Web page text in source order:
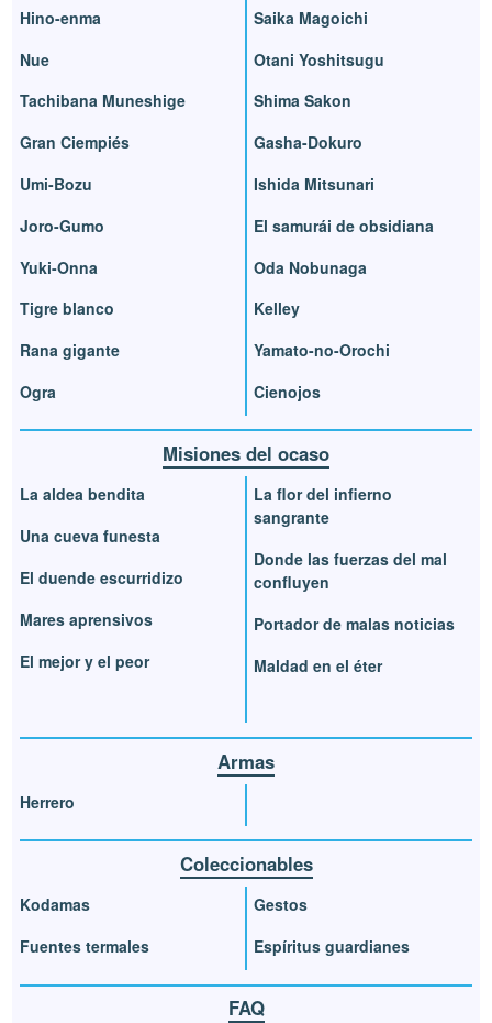
Hino-enma
Nue
Tachibana Muneshige
Gran Ciempiés
Umi-Bozu
Joro-Gumo
Yuki-Onna
Tigre blanco
Rana gigante
Ogra
Saika Magoichi
Otani Yoshitsugu
Shima Sakon
Gasha-Dokuro
Ishida Mitsunari
El samurái de obsidiana
Oda Nobunaga
Kelley
Yamato-no-Orochi
Cienojos
Misiones del ocaso
La aldea bendita
Una cueva funesta
El duende escurridizo
Mares aprensivos
El mejor y el peor
La flor del infierno
sangrante
Donde las fuerzas del mal
confluyen
Portador de malas noticias
Maldad en el éter
Armas
Herrero
Coleccionables
Kodamas
Fuentes termales
Gestos
Espíritus guardianes
FAQ